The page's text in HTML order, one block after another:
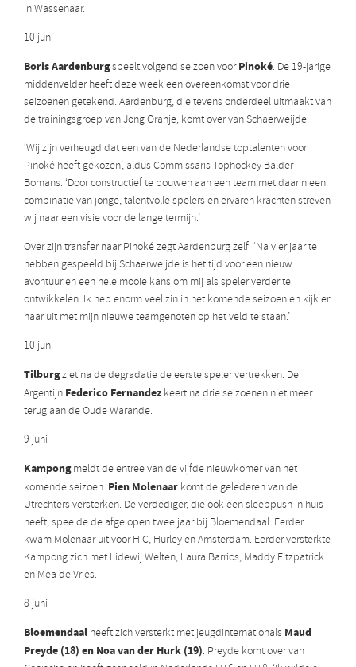
in Wassenaar.
10 juni
Boris Aardenburgspeelt volgend seizoen voorPinoké. De 19-jarige
middenvelder heeft deze week een overeenkomst voor drie
seizoenen getekend. Aardenburg, die tevens onderdeel uitmaakt van
de trainingsgroep van Jong Oranje, komt over van Schaerweijde.
‘Wij zijn verheugd dat een van de Nederlandse toptalenten voor
Pinoké heeft gekozen’, aldus Commissaris Tophockey Balder
Bomans. ‘Door constructief te bouwen aan een team met daarin een
combinatie van jonge, talentvolle spelers en ervaren krachten streven
wij naar een visie voor de lange termijn.’
Over zijn transfer naar Pinoké zegt Aardenburg zelf: ‘Na vier jaar te
hebben gespeeld bij Schaerweijde is het tijd voor een nieuw
avontuur en een hele mooie kans om mij als speler verder te
ontwikkelen. Ik heb enorm veel zin in het komende seizoen en kijk er
naar uit met mijn nieuwe teamgenoten op het veld te staan.’
10 juni
Tilburgziet na de degradatie de eerste speler vertrekken. De
Argentijn Federico Fernandez keert na drie seizoenen niet meer
terug aan de Oude Warande.
9 juni
Kampongmeldt de entree van de vijfde nieuwkomer van het
komende seizoen. Pien Molenaar komt de gelederen van de
Utrechters versterken. De verdediger, die ook een sleeppush in huis
heeft, speelde de afgelopen twee jaar bij Bloemendaal. Eerder
kwam Molenaar uit voor HIC, Hurley en Amsterdam. Eerder versterkte
Kampong zich met Lidewij Welten, Laura Barrios, Maddy Fitzpatrick
en Mea de Vries.
8 juni
Bloemendaal heeft zich versterkt met jeugdinternationals Maud
Preyde (18) en Noa van der Hurk (19). Preyde komt over van